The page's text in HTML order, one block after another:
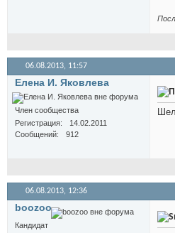
06.08.2013, 11:57
Елена И. Яковлева
Член сообщества
Регистрация
14.02.2011
Сообщений
912
06.08.2013, 12:36
boozoo
Кандидат